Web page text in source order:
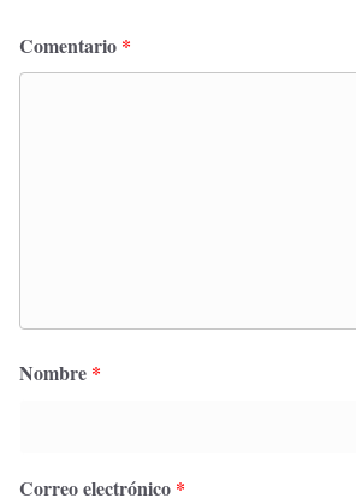
Comentario *
Nombre *
Correo electrónico *